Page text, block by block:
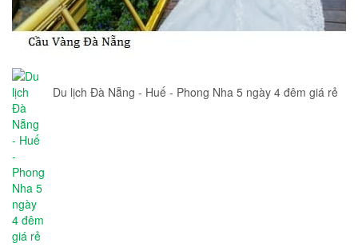
Du lịch Đà Nẵng - Huế - Phong Nha 5 ngày 4 đêm giá rẻ